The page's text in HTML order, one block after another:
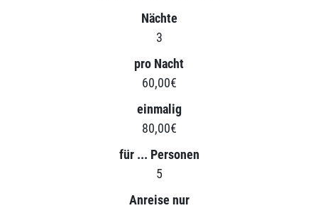
Nächte
3
pro Nacht
60,00€
einmalig
80,00€
für ... Personen
5
Anreise nur